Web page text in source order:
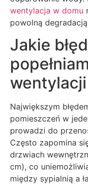
wentylacja w domu
powolną
Jakie
Największym
pomieszczeń w
prowadzi do
Często zapomina
drzwiach
cm), co
między sypialnią a